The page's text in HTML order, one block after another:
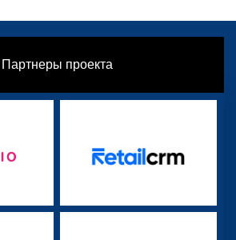
Партнеры проекта